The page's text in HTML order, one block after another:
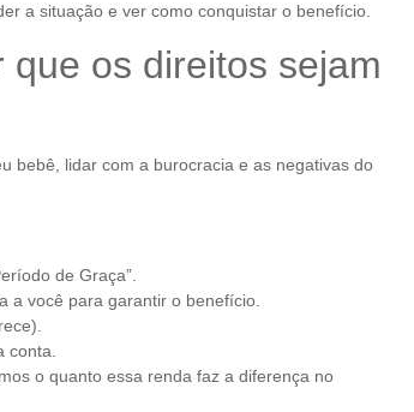
a situação e ver como conquistar o benefício.
os direitos sejam
bebê, lidar com a burocracia e as negativas do
de Graça”.
a você para garantir o benefício.
conta.
o quanto essa renda faz a diferença no